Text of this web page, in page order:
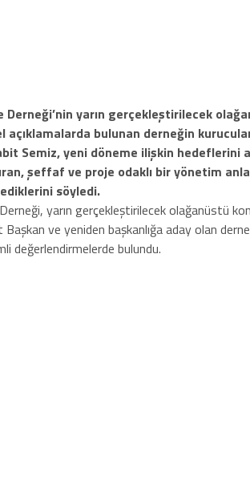
Derneği’nin yarın gerçekleştirilecek
bulunan derneğin
Semiz, yeni döneme ilişkin hedeflerini
şeffaf ve proje odaklı bir yönetim
söyledi.
yarın gerçekleştirilecek olağanüstü
ve yeniden başkanlığa aday olan
değerlendirmelerde bulundu.